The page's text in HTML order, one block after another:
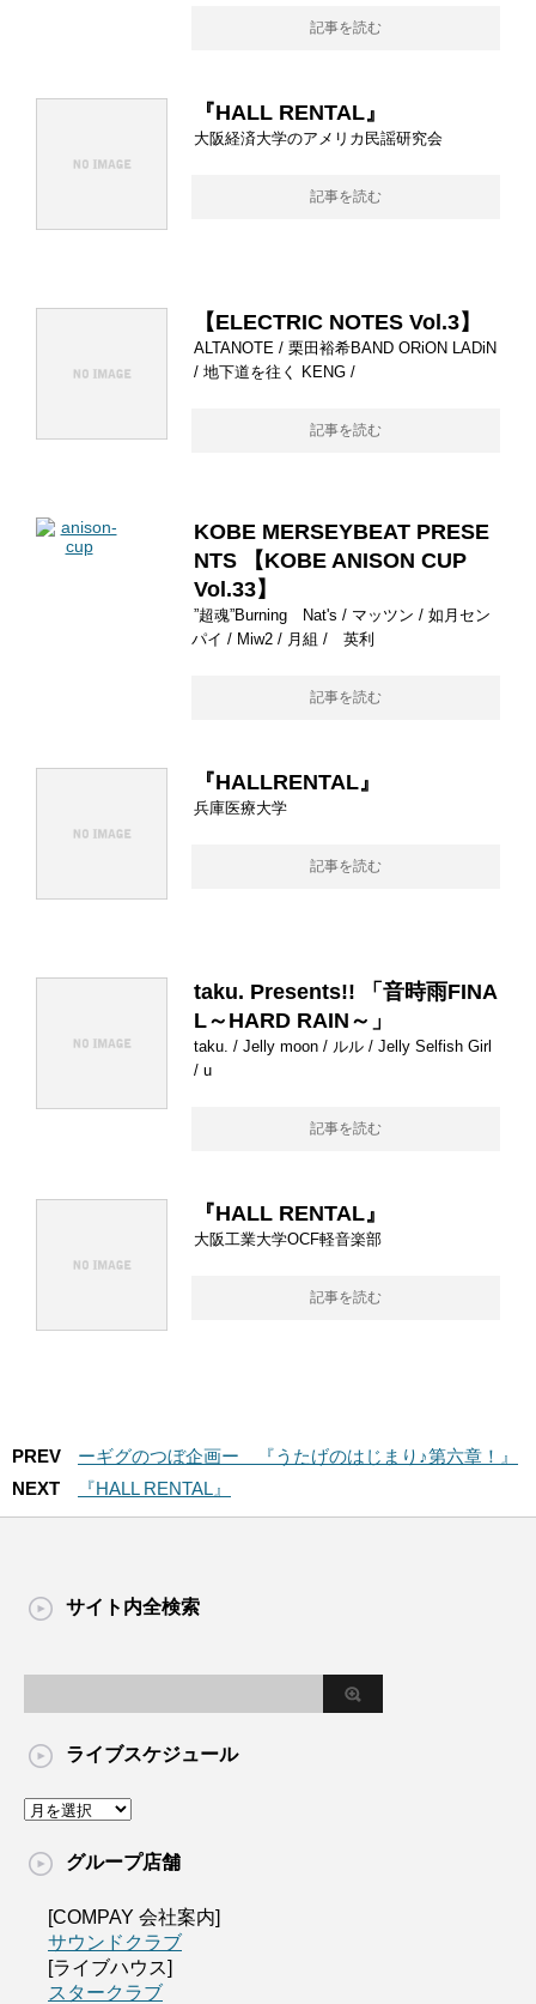
記事を読む
『HALL RENTAL』
大阪経済大学のアメリカ民謡研究会
記事を読む
【ELECTRIC NOTES Vol.3】
ALTANOTE / 栗田裕希BAND ORiON LADiN
/ 地下道を往く KENG /
記事を読む
KOBE MERSEYBEAT PRESE
NTS 【KOBE ANISON CUP
Vol.33】
”超魂”Burning Nat's / マッツン / 如月セン
パイ / Miw2 / 月組 / 英利
記事を読む
『HALLRENTAL』
兵庫医療大学
記事を読む
taku. Presents!! 「音時雨FINA
L～HARD RAIN～」
taku. / Jelly moon / ルル / Jelly Selfish Girl
/ u
記事を読む
『HALL RENTAL』
大阪工業大学OCF軽音楽部
記事を読む
PREV
ーギグのつぼ企画ー 『うたげのはじまり♪第六章！』
NEXT
『HALL RENTAL』
サイト内全検索
ライブスケジュール
グループ店舗
[COMPAY 会社案内]
サウンドクラブ
[ライブハウス]
スタークラブ